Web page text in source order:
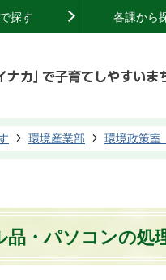
探す 各課から
環境産業部 環境政策室
品・パソコンの処